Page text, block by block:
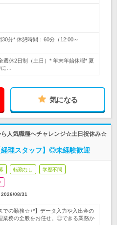
分* 休憩時間：60分（12:00～
週休2日制（土日）* 年末年始休暇* 夏
…
気になる
人気職種へチャレンジ☆土日祝休み☆
理スタッフ】◎未経験歓迎
転勤なし 学歴不問
2026/08/31
での勤務☆+*】データ入力や入出金の
業務の全般をお任せ。◎できる業務か